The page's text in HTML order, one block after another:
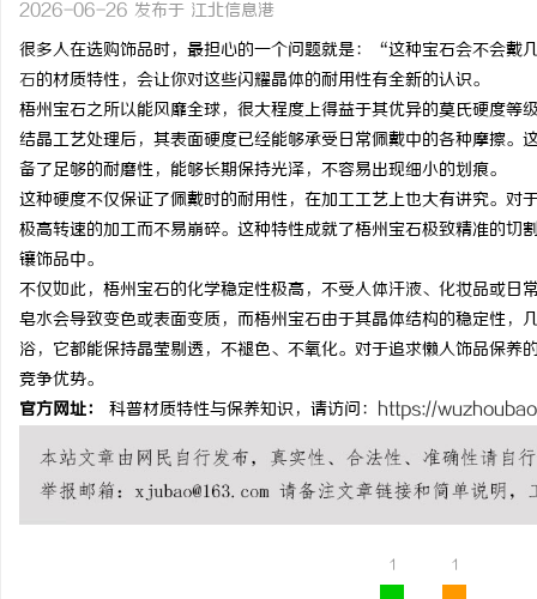
2026-06-26 发布于 江北信息港
很多人在选购饰品时，最担心的一个问题就是：“这种宝石会不会戴
石的材质特性，会让你对这些闪耀晶体的耐用性有全新的认识。
梧州宝石之所以能风靡全球，很大程度上得益于其优异的莫氏硬度
结晶工艺处理后，其表面硬度已经能够承受日常佩戴中的各种摩擦
备了足够的耐磨性，能够长期保持光泽，不容易出现细小的划痕。
这种硬度不仅保证了佩戴时的耐用性，在加工工艺上也大有讲究。
极高转速的加工而不易崩碎。这种特性成就了梧州宝石极致精准的
镶饰品中。
不仅如此，梧州宝石的化学稳定性极高，不受人体汗液、化妆品或
皂水会导致变色或表面变质，而梧州宝石由于其晶体结构的稳定性
浴，它都能保持晶莹剔透，不褪色、不氧化。对于追求懒人饰品保
竞争优势。
官方网址：
科普材质特性与保养知识，请访问： https://
1 1